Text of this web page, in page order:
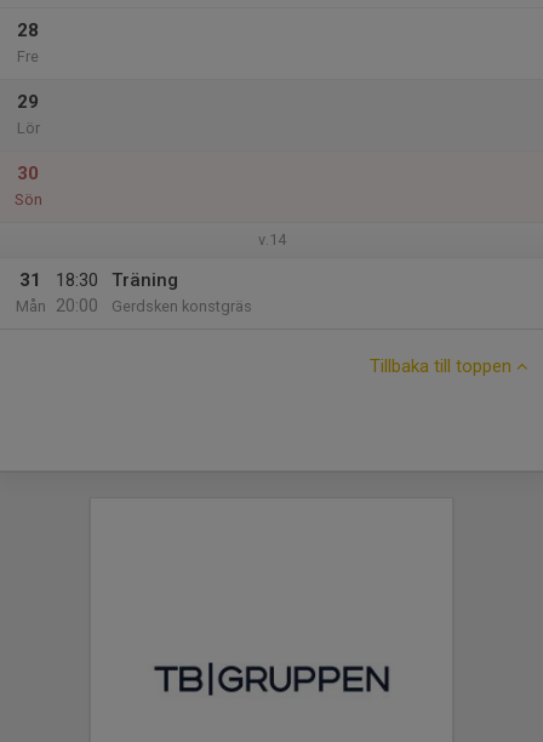
28
Fre
29
Lör
30
Sön
v.14
31
Mån
18:30
20:00
Träning
Gerdsken konstgräs
Tillbaka till toppen